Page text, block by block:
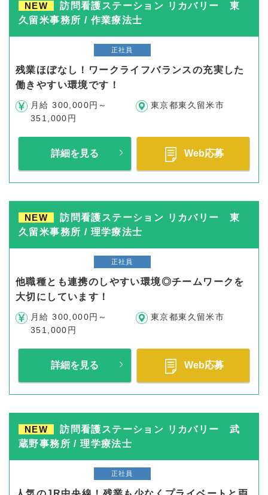
NEW
訪問看護ステーション リカバリー 東
久留米事務所 / 作業療法士
正社員
残業ほぼなし！ワークライフバランスの充実した
働きやすい環境です！
月給 300,000円～
351,000円
東京都東久留米市
詳細を見る Web応募
NEW
訪問看護ステーション リカバリー 東
久留米事務所 / 理学療法士
正社員
他職種とも連携のしやすい環境◎チームワークを
大切にしています！
月給 300,000円～
351,000円
東京都東久留米市
詳細を見る Web応募
NEW
訪問看護ステーション リカバリー 武
蔵野事務所 / 理学療法士
正社員